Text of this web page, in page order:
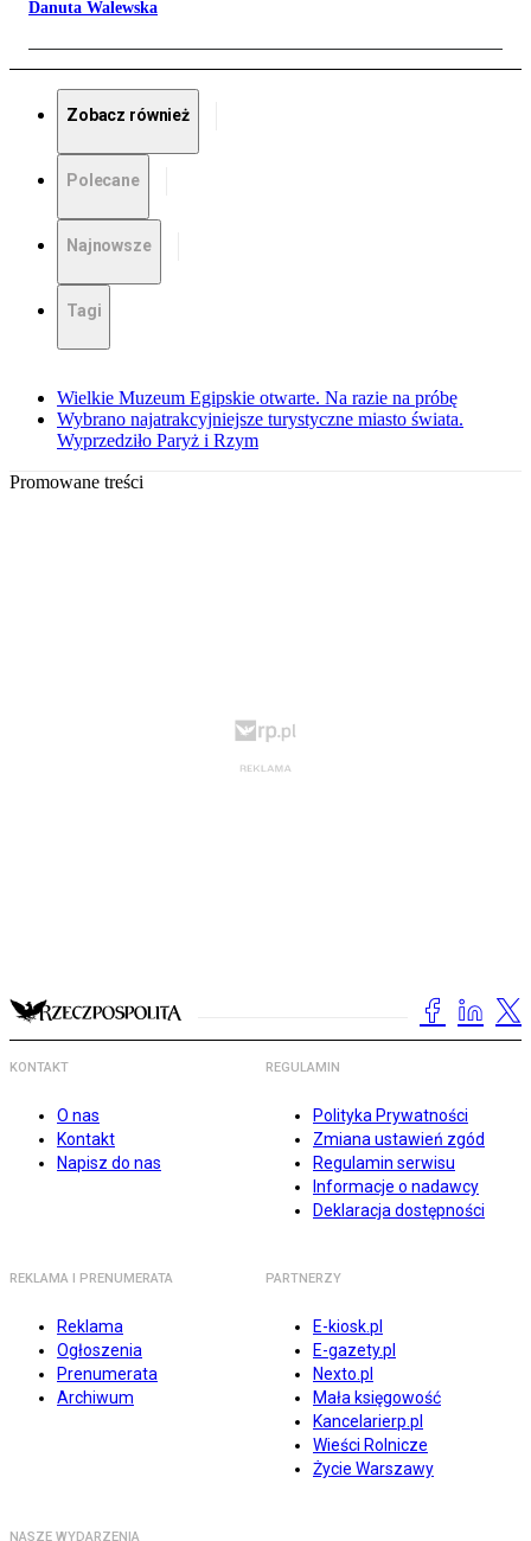
Danuta Walewska
Zobacz również
Polecane
Najnowsze
Tagi
Wielkie Muzeum Egipskie otwarte. Na razie na próbę
Wybrano najatrakcyjniejsze turystyczne miasto świata.
Wyprzedziło Paryż i Rzym
Promowane treści
KONTAKT
O nas
Kontakt
Napisz do nas
REGULAMIN
Polityka Prywatności
Zmiana ustawień zgód
Regulamin serwisu
Informacje o nadawcy
Deklaracja dostępności
REKLAMA I PRENUMERATA
Reklama
Ogłoszenia
Prenumerata
Archiwum
PARTNERZY
E-kiosk.pl
E-gazety.pl
Nexto.pl
Mała księgowość
Kancelarierp.pl
Wieści Rolnicze
Życie Warszawy
NASZE WYDARZENIA